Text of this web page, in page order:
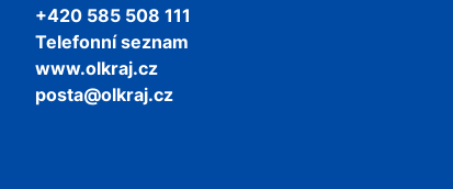
+420 585 508 111
Telefonní seznam
www.olkraj.cz
posta@olkraj.cz